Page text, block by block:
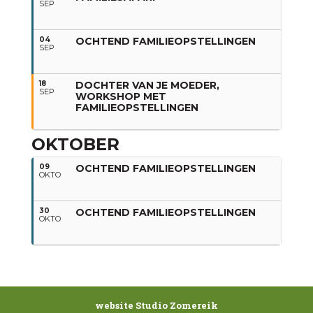
SEP
04
SEP OCHTEND FAMILIEOPSTELLINGEN
18
SEP
DOCHTER VAN JE MOEDER,
WORKSHOP MET
FAMILIEOPSTELLINGEN
OKTOBER
09
OKTO OCHTEND FAMILIEOPSTELLINGEN
30
OKTO OCHTEND FAMILIEOPSTELLINGEN
website Studio Zomereik